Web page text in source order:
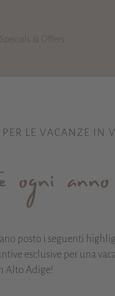
Specials & Offers
LE VACANZE IN
anno
posto i seguenti
esclusive per una
Alto Adige!